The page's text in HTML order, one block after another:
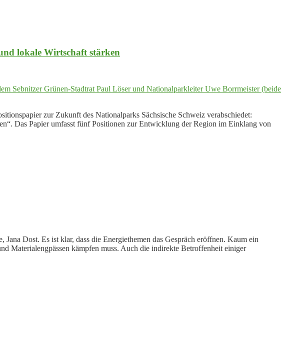
lokale Wirtschaft stärken
zur Zukunft des Nationalparks Sächsische Schweiz verabschiedet:
Das Papier umfasst fünf Positionen zur Entwicklung der Region im Einklang von
Dost. Es ist klar, dass die Energiethemen das Gespräch eröffnen. Kaum ein
Materialengpässen kämpfen muss. Auch die indirekte Betroffenheit einiger